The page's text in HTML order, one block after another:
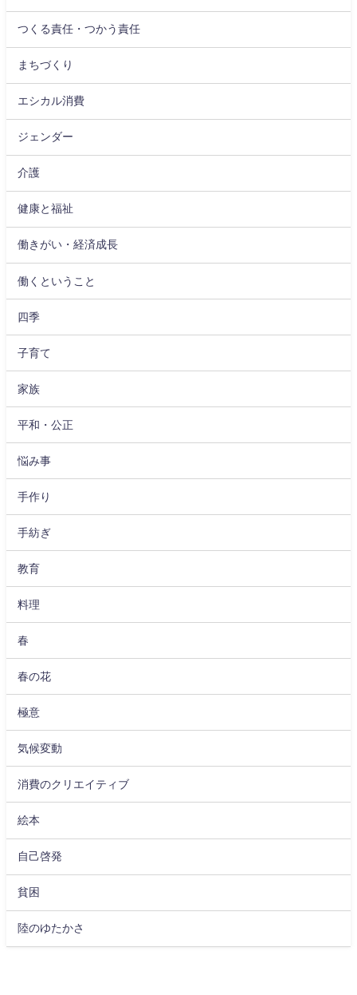
つくる責任・つかう責任
まちづくり
エシカル消費
ジェンダー
介護
健康と福祉
働きがい・経済成長
働くということ
四季
子育て
家族
平和・公正
悩み事
手作り
手紡ぎ
教育
料理
春
春の花
極意
気候変動
消費のクリエイティブ
絵本
自己啓発
貧困
陸のゆたかさ